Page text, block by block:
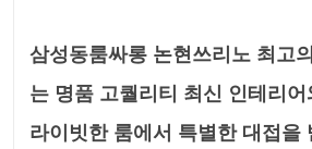
삼성동룸싸롱 논현쓰리노 최고
는 명품 고퀄리티 최신 인테리
라이빗한 룸에서 특별한 대접을